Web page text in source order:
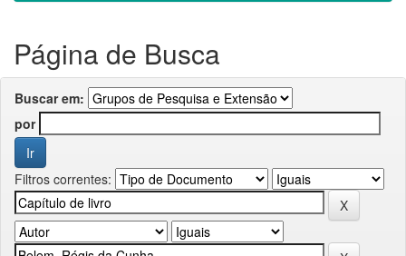
Página de Busca
Buscar em:
por
Filtros correntes: